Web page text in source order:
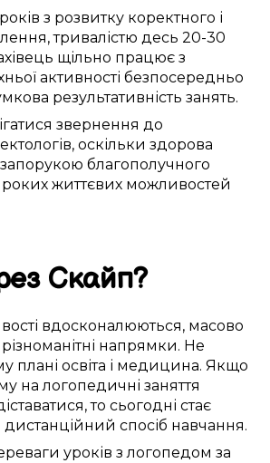
з розвитку коректного і
тривалістю десь 20-30
щільно працює з
активності безпосередньо
результативність занять.
звернення до
, оскільки здорова
запорукою благополучного
життєвих можливостей
Скайп?
вдосконалюються, масово
різноманітні напрямки. Не
плані освіта і медицина. Якщо
налогопедичні заняття
, то сьогодні стає
дистанційний спосіб навчання.
уроків з логопедом за